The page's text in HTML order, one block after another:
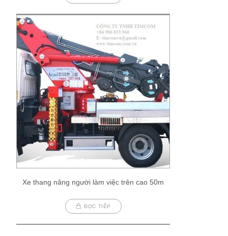
Xe thang nâng người làm việc trên cao 50m
ĐỌC TIẾP